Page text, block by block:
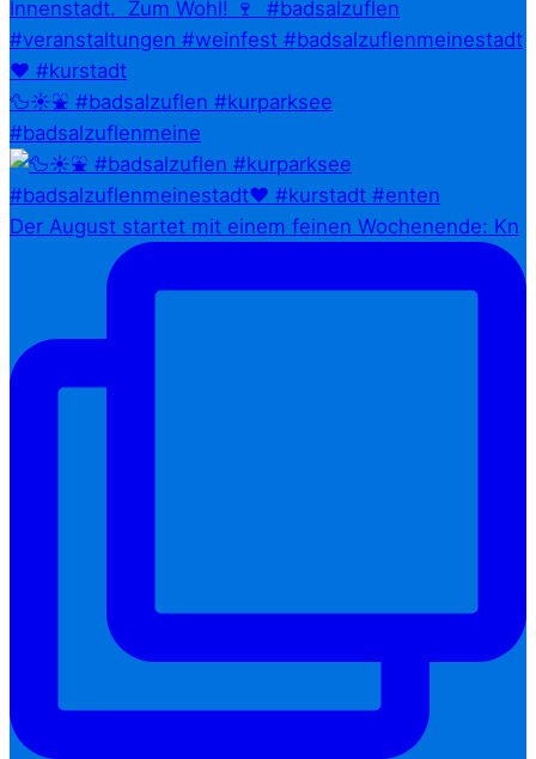
🦆☀️⛲ #badsalzuflen #kurparksee
#badsalzuflenmeine
Der August startet mit einem feinen Wochenende: Kn